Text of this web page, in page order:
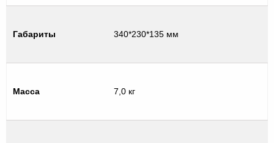
Габариты 340*230*135 мм
Масса 7,0 кг